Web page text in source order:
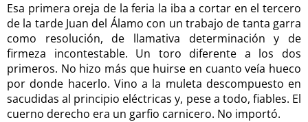
Esa primera oreja de la feria la iba a cortar en el tercero
de la tarde Juan del Álamo con un trabajo de tanta garra
como resolución, de llamativa determinación y de
firmeza incontestable. Un toro diferente a los dos
primeros. No hizo más que huirse en cuanto veía hueco
por donde hacerlo. Vino a la muleta descompuesto en
sacudidas al principio eléctricas y, pese a todo, fiables. El
cuerno derecho era un garfio carnicero. No importó.